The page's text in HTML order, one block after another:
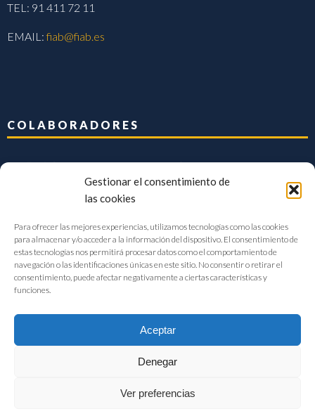
Gestionar el consentimiento de
las cookies
Para ofrecer las mejores experiencias, utilizamos tecnologías como las cookies
para almacenar y/o acceder a la información del dispositivo. El consentimiento de
estas tecnologías nos permitirá procesar datos como el comportamiento de
navegación o las identificaciones únicas en este sitio. No consentir o retirar el
consentimiento, puede afectar negativamente a ciertas características y
funciones.
Aceptar
Denegar
Ver preferencias
TEL: 91 411 72 11
EMAIL:fiab@fiab.es
COLABORADORES
FIAB Federación Española de Industrias de la Alimentación y Bebidas